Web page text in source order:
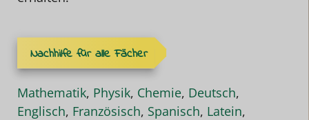
Nachhilfe für alle Fächer
Mathematik, Physik, Chemie, Deutsch,
Englisch, Französisch, Spanisch, Latein,